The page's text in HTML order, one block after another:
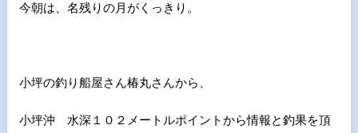
今朝は、名残りの月がくっきり。
小坪の釣り船屋さん椿丸さんから、
小坪沖 水深１０２メートルポイントから情報と釣果を頂